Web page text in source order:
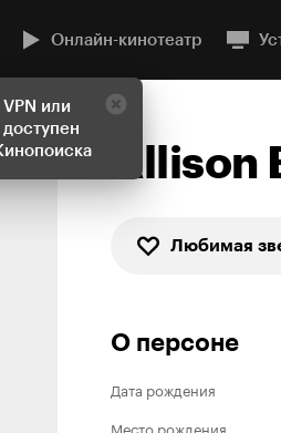
или
Онлайн-кинотеатр
Allison
Любимая
О персоне
Дата рождения
Место рождения